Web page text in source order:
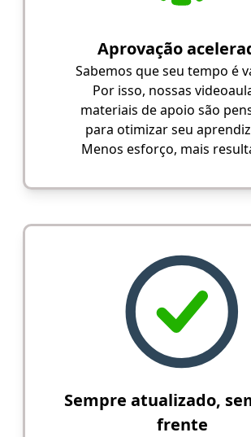
Aprovação
Sabemos que seu tempo é
Por isso, nossas
materiais de apoio são
para otimizar seu
Menos esforço, mais
Sempre atualizado,
frente